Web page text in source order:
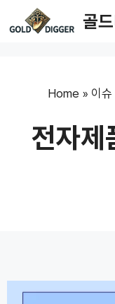
to
골
Home » 이슈
전자제